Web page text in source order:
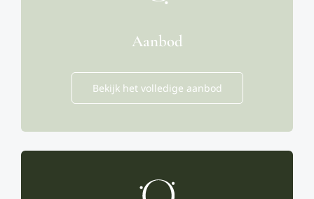
Aanbod
Bekijk het volledige aanbod